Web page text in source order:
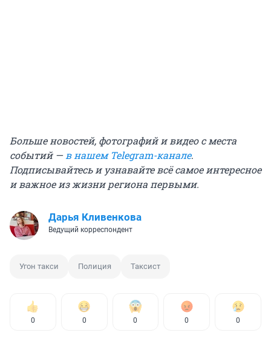
Больше новостей, фотографий и видео с места
событий —в нашем Telegram-канале.
Подписывайтесь и узнавайте всё самое интересное
и важное из жизни региона первыми.
Дарья Кливенкова
Ведущий корреспондент
Угон такси Полиция Таксист
0 0 0 0 0